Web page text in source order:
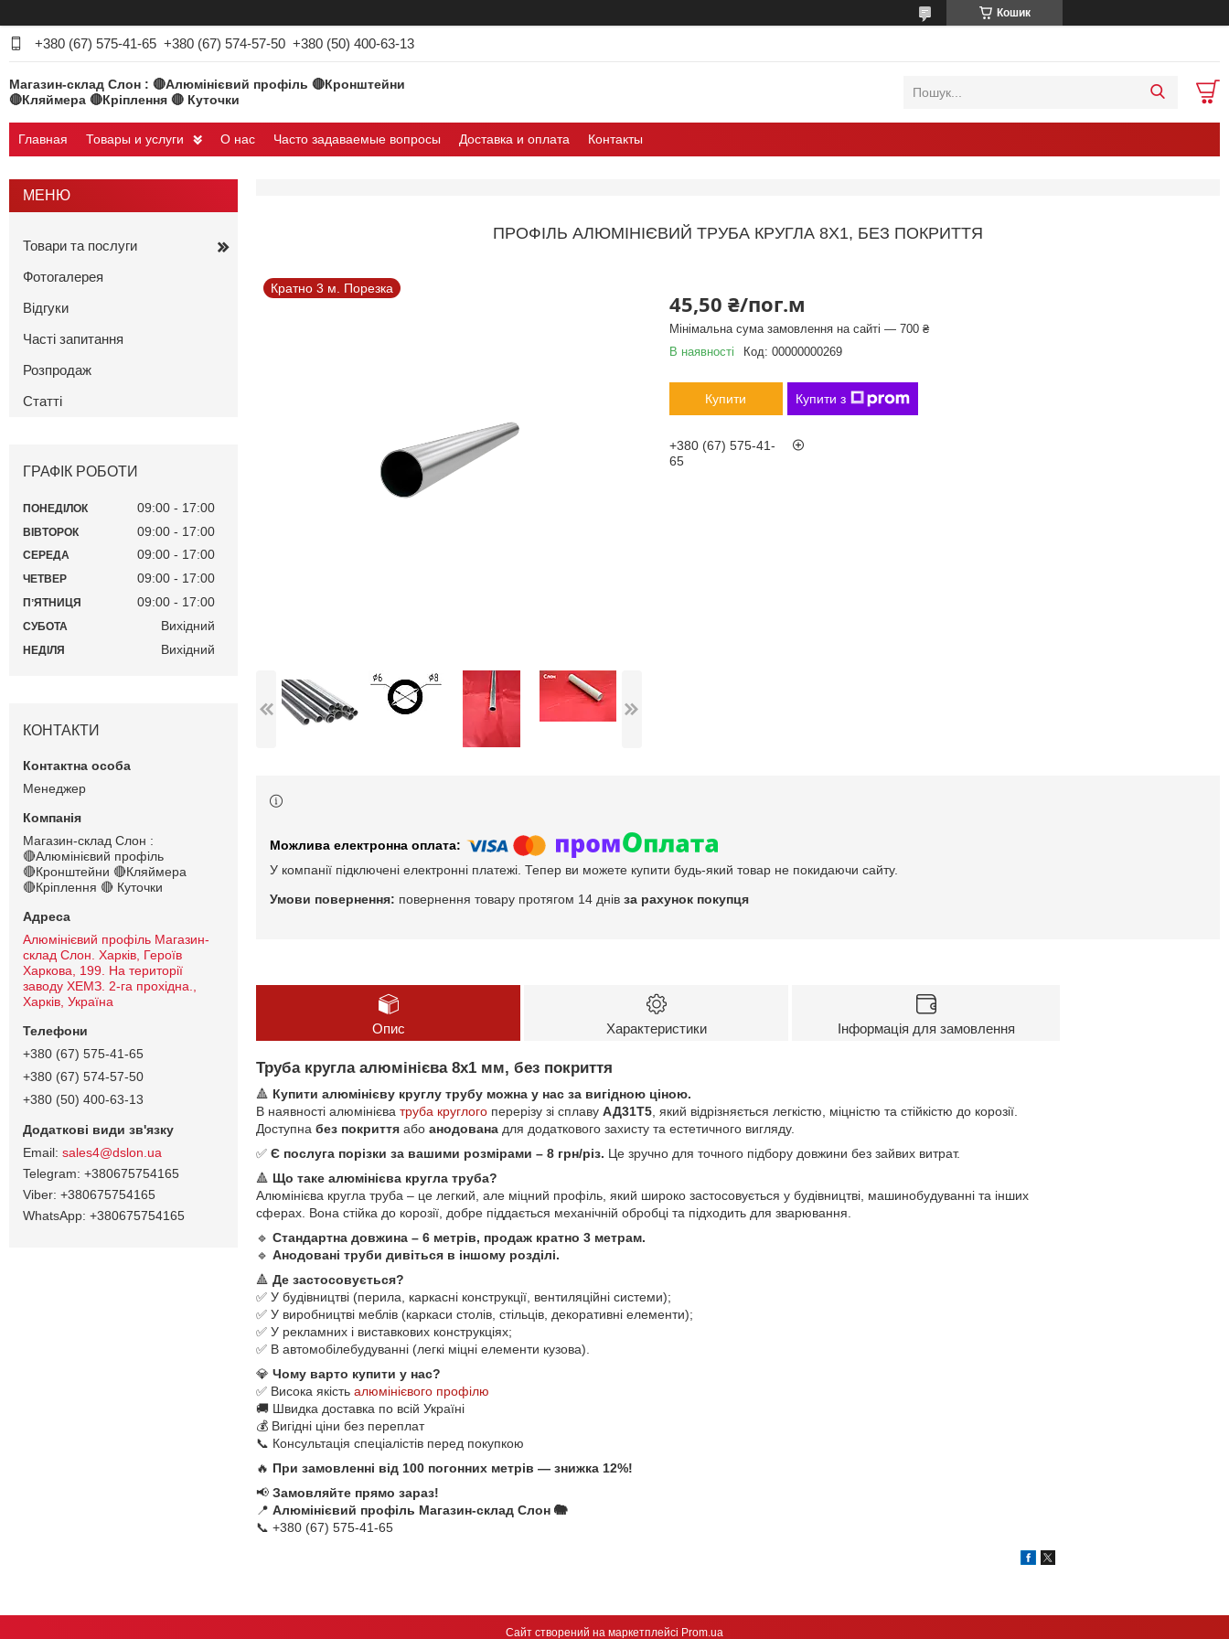
Кошик
+380 (67) 575-41-65 +380 (67) 574-57-50 +380 (50) 400-63-13
Магазин-склад Слон : 🔴Алюмінієвий профіль 🔴Кронштейни
🔴Кляймера 🔴Кріплення 🔴 Куточки
Главная Товары и услуги О нас Часто задаваемые вопросы Доставка и оплата Контакты
ПРОФІЛЬ АЛЮМІНІЄВИЙ ТРУБА КРУГЛА 8Х1, БЕЗ ПОКРИТТЯ
Кратно 3 м. Порезка
45,50 ₴/пог.м
Мінімальна сума замовлення на сайті — 700 ₴
В наявності
Код: 00000000269
Купити Купити з
+380 (67) 575-41-
65
У компанії підключені електронні платежі. Тепер ви можете купити будь-який товар не покидаючи сайту.
повернення товару протягом 14 днів за рахунок покупця
Опис Характеристики Інформація для замовлення
Труба кругла алюмінієва 8х1 мм, без покриття
🔺 Купити алюмінієву круглу трубу можна у нас за вигідною ціною.
В наявності алюмінієва труба круглого перерізу зі сплаву АД31Т5 , який відрізняється легкістю, міцністю та стійкістю до корозії.
Доступна без покриття або анодована для додаткового захисту та естетичного вигляду.
✅ Є послуга порізки за вашими розмірами – 8 грн/різ. Це зручно для точного підбору довжини без зайвих витрат.
🔺 Що таке алюмінієва кругла труба?
Алюмінієва кругла труба – це легкий, але міцний профіль, який широко застосовується у будівництві, машинобудуванні та інших
сферах. Вона стійка до корозії, добре піддається механічній обробці та підходить для зварювання.
🔹 Стандартна довжина – 6 метрів, продаж кратно 3 метрам.
🔹 Анодовані труби дивіться в іншому розділі.
🔺 Де застосовується?
✅ У будівництві (перила, каркасні конструкції, вентиляційні системи);
✅ У виробництві меблів (каркаси столів, стільців, декоративні елементи);
✅ У рекламних і виставкових конструкціях;
✅ В автомобілебудуванні (легкі міцні елементи кузова).
💎 Чому варто купити у нас?
✅ Висока якість алюмінієвого профілю
🚚 Швидка доставка по всій Україні
💰 Вигідні ціни без переплат
📞 Консультація спеціалістів перед покупкою
🔥 При замовленні від 100 погонних метрів — знижка 12%!
📢 Замовляйте прямо зараз!
📍 Алюмінієвий профіль Магазин-склад Слон 🐘
📞 +380 (67) 575-41-65
Товари та послуги
Фотогалерея
Відгуки
Часті запитання
Розпродаж
Статті
ГРАФІК РОБОТИ
ПОНЕДІЛОК 09:00 17:00
ВІВТОРОК 09:00 17:00
СЕРЕДА 09:00 17:00
ЧЕТВЕР 09:00 17:00
ПʼЯТНИЦЯ 09:00 17:00
СУБОТА Вихідний
НЕДІЛЯ Вихідний
КОНТАКТИ
Менеджер
Магазин-склад Слон :
🔴Алюмінієвий профіль
🔴Кронштейни 🔴Кляймера
🔴Кріплення 🔴 Куточки
Алюмінієвий профіль Магазин-
склад Слон. Харків, Героїв
Харкова, 199. На території
заводу ХЕМЗ. 2-га прохідна.,
Харків, Україна
+380 (67) 575-41-65
+380 (67) 574-57-50
+380 (50) 400-63-13
sales4@dslon.ua
+380675754165
+380675754165
+380675754165
Сайт створений на маркетплейсі Prom.ua